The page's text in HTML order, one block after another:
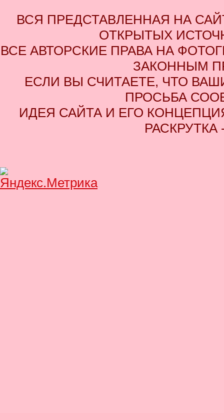
ВСЯ ПРЕДСТАВЛЕННАЯ НА
ОТКРЫТЫХ
ВСЕ АВТОРСКИЕ ПРАВА НА
ЗАКОННЫМ
ЕСЛИ ВЫ СЧИТАЕТЕ, ЧТО
ПРОСЬБА
ИДЕЯ САЙТА И ЕГО
РАСКРУТКА